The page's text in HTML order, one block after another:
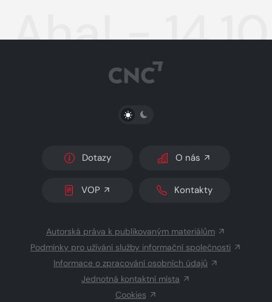
Aha! -
PŘEPNOUT SVĚTLÝ/TMAVÝ REŽIM
Dotazy O nás
VOP Kontakty
Autorská práva k publikovaným materiálům
Podmínky pro užívání služby informační společnosti
Informace o zpracování osobních údajů
Jednotná kontaktní místa
Cookies